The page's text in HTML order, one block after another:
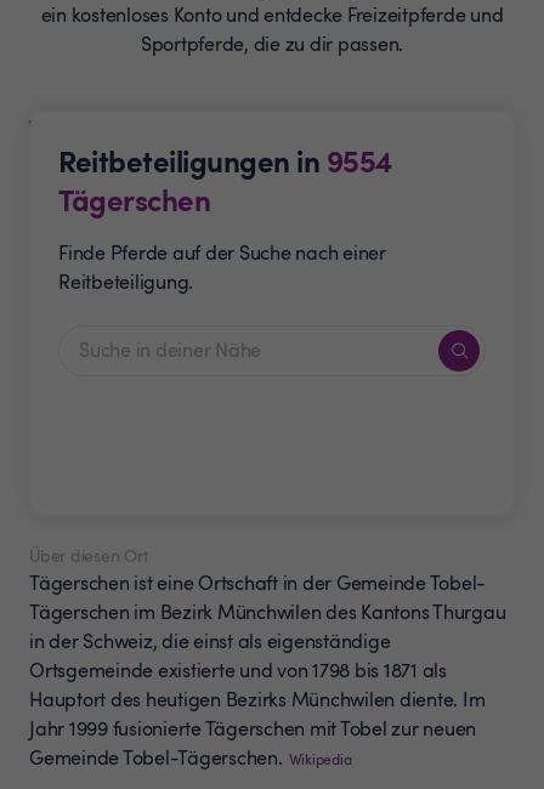
ein kostenloses Konto und entdecke Freizeitpferde und
Sportpferde, die zu dir passen.
Reitbeteiligungen in 9554
Tägerschen
Finde Pferde auf der Suche nach einer
Reitbeteiligung.
Über diesen Ort
Tägerschen ist eine Ortschaft in der Gemeinde Tobel-
Tägerschen im Bezirk Münchwilen des Kantons Thurgau
in der Schweiz, die einst als eigenständige
Ortsgemeinde existierte und von 1798 bis 1871 als
Hauptort des heutigen Bezirks Münchwilen diente. Im
Jahr 1999 fusionierte Tägerschen mit Tobel zur neuen
Gemeinde Tobel-Tägerschen. Wikipedia